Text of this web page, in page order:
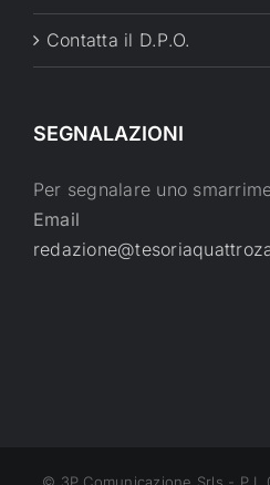
Contatta il D.P.O.
SEGNALAZIONI
Per segnalare uno
Email